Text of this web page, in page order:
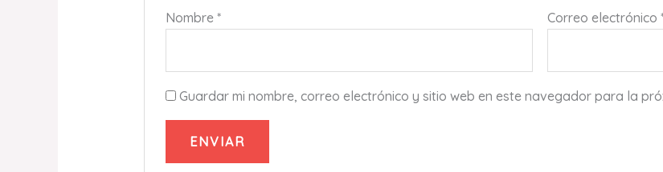
Nombre* Correo electrónico
Guardar mi nombre, correo electrónico y sitio web en este navegador para la